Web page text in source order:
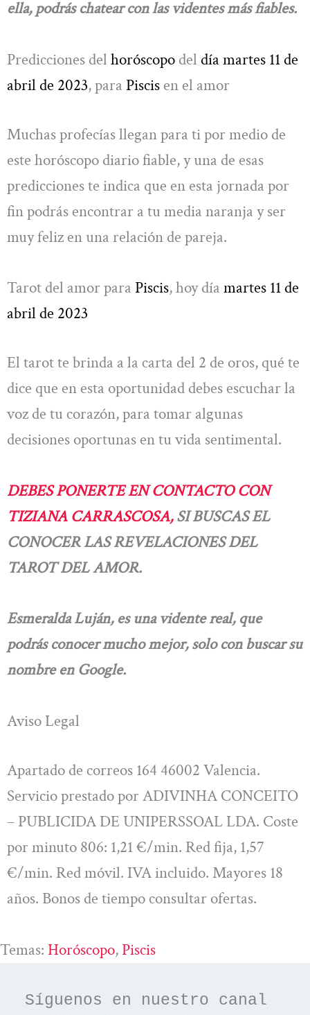
ella, podrás chatear con las videntes más fiables.
Predicciones del horóscopo del día martes 11 de
abril de 2023, para Piscis en el amor
Muchas profecías llegan para ti por medio de
este horóscopo diario fiable, y una de esas
predicciones te indica que en esta jornada por
fin podrás encontrar a tu media naranja y ser
muy feliz en una relación de pareja.
Tarot del amor para Piscis, hoy día martes 11 de
abril de 2023
El tarot te brinda a la carta del 2 de oros, qué te
dice que en esta oportunidad debes escuchar la
voz de tu corazón, para tomar algunas
decisiones oportunas en tu vida sentimental.
DEBES PONERTE EN CONTACTO CON
TIZIANA CARRASCOSA,SI BUSCAS EL
CONOCER LAS REVELACIONES DEL
TAROT DEL AMOR.
Esmeralda Luján, es una vidente real, que
podrás conocer mucho mejor, solo con buscar su
nombre en Google.
Aviso Legal
Apartado de correos 164 46002 Valencia.
Servicio prestado por ADIVINHA CONCEITO
– PUBLICIDA DE UNIPERSSOAL LDA. Coste
por minuto 806: 1,21 €/min. Red fija, 1,57
€/min. Red móvil. IVA incluido. Mayores 18
años. Bonos de tiempo consultar ofertas.
Temas: Horóscopo, Piscis
Síguenos en nuestro canal